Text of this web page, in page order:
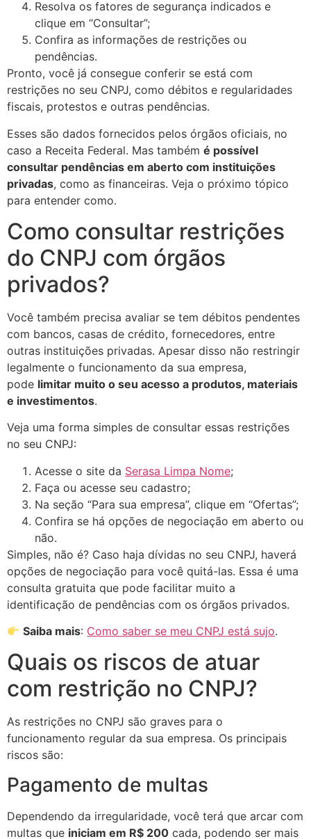
Resolva os fatores de segurança indicados e
clique em “Consultar”;
Confira as informações de restrições ou
pendências.
Pronto, você já consegue conferir se está com
restrições no seu CNPJ, como débitos e regularidades
fiscais, protestos e outras pendências.
Esses são dados fornecidos pelos órgãos oficiais, no
caso a Receita Federal. Mas também é possível
consultar pendências em aberto com instituições
privadas, como as financeiras. Veja o próximo tópico
para entender como.
Como consultar restrições
do CNPJ com órgãos
privados?
Você também precisa avaliar se tem débitos pendentes
com bancos, casas de crédito, fornecedores, entre
outras instituições privadas. Apesar disso não restringir
legalmente o funcionamento da sua empresa,
pode limitar muito o seu acesso a produtos, materiais
e investimentos.
Veja uma forma simples de consultar essas restrições
no seu CNPJ:
Acesse o site da Serasa Limpa Nome;
Faça ou acesse seu cadastro;
Na seção “Para sua empresa”, clique em “Ofertas”;
Confira se há opções de negociação em aberto ou
não.
Simples, não é? Caso haja dívidas no seu CNPJ, haverá
opções de negociação para você quitá-las. Essa é uma
consulta gratuita que pode facilitar muito a
identificação de pendências com os órgãos privados.
Saiba mais: Como saber se meu CNPJ está sujo.
Quais os riscos de atuar
com restrição no CNPJ?
As restrições no CNPJ são graves para o
funcionamento regular da sua empresa. Os principais
riscos são:
Pagamento de multas
Dependendo da irregularidade, você terá que arcar com
multas que iniciam em R$ 200 cada, podendo ser mais